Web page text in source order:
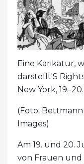
Eine Karikatur,
darstellt'S
New York, 19.-
(Foto:
Images)
Am 19. und 20.
von Frauen und